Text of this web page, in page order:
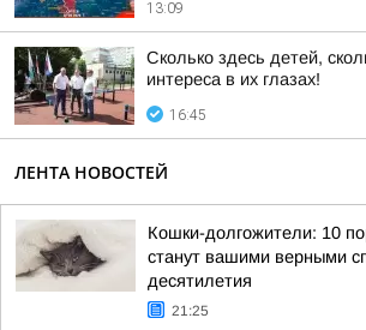
13:09
Сколько здесь детей,
интереса в их глазах!
16:45
ЛЕНТА НОВОСТЕЙ
Кошки-долгожители: 10
станут вашими верными
десятилетия
21:25